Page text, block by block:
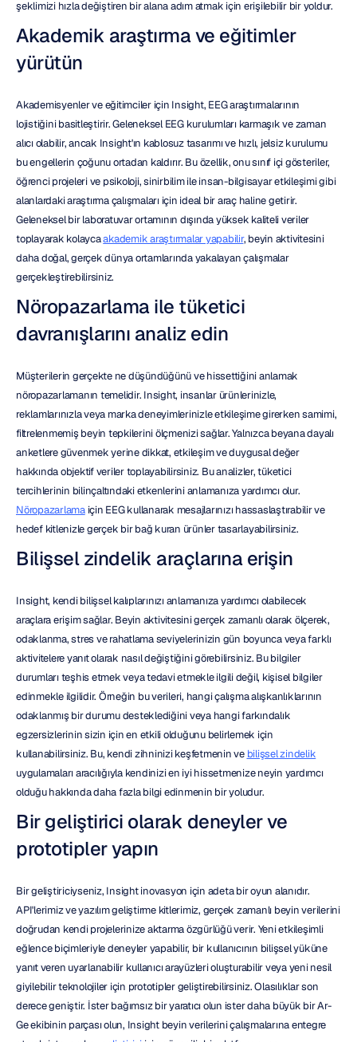
şeklimizi hızla değiştiren bir alana adım atmak için erişilebilir bir yoldur.
Akademik araştırma ve eğitimler
yürütün
Akademisyenler ve eğitimciler için Insight, EEG araştırmalarının
lojistiğini basitleştirir. Geleneksel EEG kurulumları karmaşık ve zaman
alıcı olabilir, ancak Insight'ın kablosuz tasarımı ve hızlı, jelsiz kurulumu
bu engellerin çoğunu ortadan kaldırır. Bu özellik, onu sınıf içi gösteriler,
öğrenci projeleri ve psikoloji, sinirbilim ile insan-bilgisayar etkileşimi gibi
alanlardaki araştırma çalışmaları için ideal bir araç haline getirir.
Geleneksel bir laboratuvar ortamının dışında yüksek kaliteli veriler
toplayarak kolayca akademik araştırmalar yapabilir, beyin aktivitesini
daha doğal, gerçek dünya ortamlarında yakalayan çalışmalar
gerçekleştirebilirsiniz.
Nöropazarlama ile tüketici
davranışlarını analiz edin
Müşterilerin gerçekte ne düşündüğünü ve hissettiğini anlamak
nöropazarlamanın temelidir. Insight, insanlar ürünlerinizle,
reklamlarınızla veya marka deneyimlerinizle etkileşime girerken samimi,
filtrelenmemiş beyin tepkilerini ölçmenizi sağlar. Yalnızca beyana dayalı
anketlere güvenmek yerine dikkat, etkileşim ve duygusal değer
hakkında objektif veriler toplayabilirsiniz. Bu analizler, tüketici
Nöropazarlama için EEG kullanarak mesajlarınızı hassaslaştırabilir ve
hedef kitlenizle gerçek bir bağ kuran ürünler tasarlayabilirsiniz.
Bilişsel zindelik araçlarına erişin
Insight, kendi bilişsel kalıplarınızı anlamanıza yardımcı olabilecek
araçlara erişim sağlar. Beyin aktivitesini gerçek zamanlı olarak ölçerek,
odaklanma, stres ve rahatlama seviyelerinizin gün boyunca veya farklı
aktivitelere yanıt olarak nasıl değiştiğini görebilirsiniz. Bu bilgiler
durumları teşhis etmek veya tedavi etmekle ilgili değil, kişisel bilgiler
edinmekle ilgilidir. Örneğin bu verileri, hangi çalışma alışkanlıklarının
odaklanmış bir durumu desteklediğini veya hangi farkındalık
egzersizlerinin sizin için en etkili olduğunu belirlemek için
kullanabilirsiniz. Bu, kendi zihninizi keşfetmenin ve bilişsel zindelik
uygulamaları aracılığıyla kendinizi en iyi hissetmenize neyin yardımcı
olduğu hakkında daha fazla bilgi edinmenin bir yoludur.
Bir geliştirici olarak deneyler ve
prototipler yapın
Bir geliştiriciyseniz, Insight inovasyon için adeta bir oyun alanıdır.
API'lerimiz ve yazılım geliştirme kitlerimiz, gerçek zamanlı beyin verilerini
doğrudan kendi projelerinize aktarma özgürlüğü verir. Yeni etkileşimli
eğlence biçimleriyle deneyler yapabilir, bir kullanıcının bilişsel yüküne
yanıt veren uyarlanabilir kullanıcı arayüzleri oluşturabilir veya yeni nesil
giyilebilir teknolojiler için prototipler geliştirebilirsiniz. Olasılıklar son
derece geniştir. İster bağımsız bir yaratıcı olun ister daha büyük bir Ar-
Ge ekibinin parçası olun, Insight beyin verilerini çalışmalarına entegre